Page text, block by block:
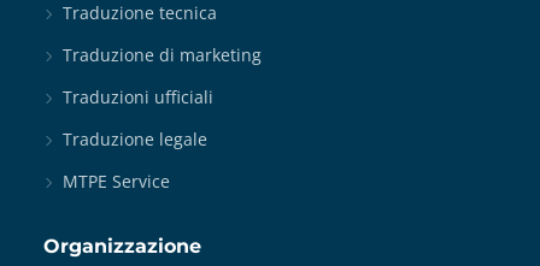
Traduzione tecnica
Traduzione di marketing
Traduzioni ufficiali
Traduzione legale
MTPE Service
Organizzazione